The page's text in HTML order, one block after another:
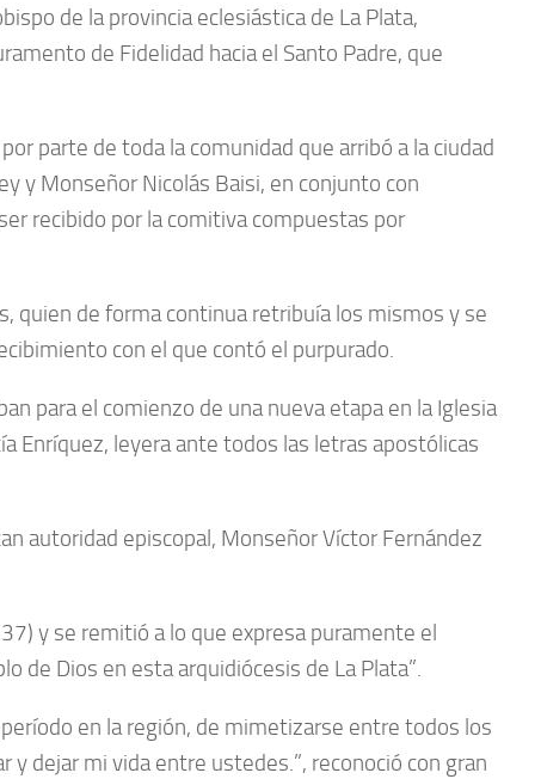
de la provincia eclesiástica de La Plata,
de Fidelidad hacia el Santo Padre, que
parte de toda la comunidad que arribó a la ciudad
y Monseñor Nicolás Baisi, en conjunto con
recibido por la comitiva compuestas por
quien de forma continua retribuía los mismos y se
con el que contó el purpurado.
para el comienzo de una nueva etapa en la Iglesia
Enríquez, leyera ante todos las letras apostólicas
autoridad episcopal, Monseñor Víctor Fernández
y se remitió a lo que expresa puramente el
de Dios en esta arquidiócesis de La Plata”.
en la región, de mimetizarse entre todos los
dejar mi vida entre ustedes.”, reconoció con gran